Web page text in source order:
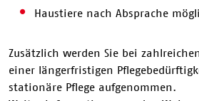
Haustiere nach Absprache
Zusätzlich werden Sie bei
einer längerfristigen
stationäre Pflege aufgenommen.